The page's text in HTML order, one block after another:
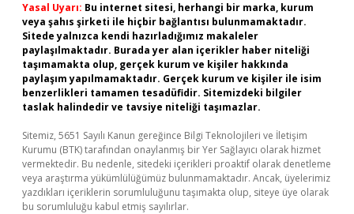
Yasal Uyarı: Bu internet sitesi, herhangi bir marka, kurum
veya şahıs şirketi ile hiçbir bağlantısı bulunmamaktadır.
Sitede yalnızca kendi hazırladığımız makaleler
paylaşılmaktadır. Burada yer alan içerikler haber niteliği
taşımamakta olup, gerçek kurum ve kişiler hakkında
paylaşım yapılmamaktadır. Gerçek kurum ve kişiler ile isim
benzerlikleri tamamen tesadüfidir. Sitemizdeki bilgiler
taslak halindedir ve tavsiye niteliği taşımazlar.
Sitemiz, 5651 Sayılı Kanun gereğince Bilgi Teknolojileri ve İletişim
Kurumu (BTK) tarafından onaylanmış bir Yer Sağlayıcı olarak hizmet
vermektedir. Bu nedenle, sitedeki içerikleri proaktif olarak denetleme
veya araştırma yükümlülüğümüz bulunmamaktadır. Ancak, üyelerimiz
yazdıkları içeriklerin sorumluluğunu taşımakta olup, siteye üye olarak
bu sorumluluğu kabul etmiş sayılırlar.